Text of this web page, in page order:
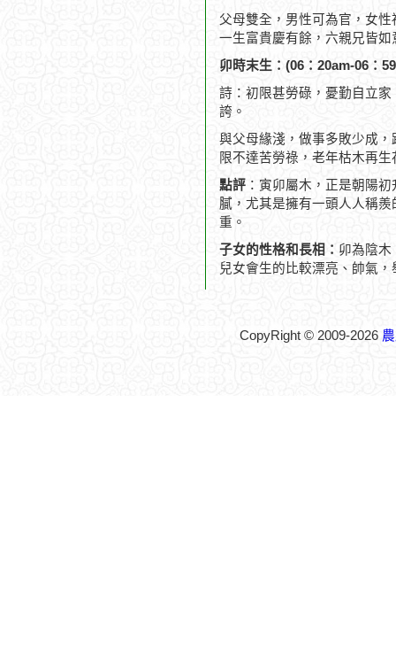
父母雙全，男性可為官，女
一生富貴慶有餘，六親兄皆如
卯時末生：(06：20am-06：
詩：初限甚勞碌，憂勤自立
誇。
與父母緣淺，做事多敗少成
限不達苦勞祿，老年枯木再生
點評 ：寅卯屬木，正是朝陽
膩，尤其是擁有一頭人人稱
重。
子女的性格和長相： 卯為陰木
兒女會生的比較漂亮、帥氣
CopyRight © 2009-2026